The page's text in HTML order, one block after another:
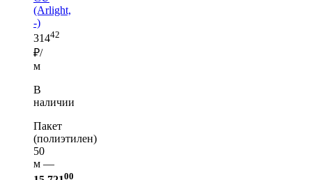
(Arlight,
-)
31442
₽/
м
В
наличии
Пакет
(полиэтилен)
50
м —
00